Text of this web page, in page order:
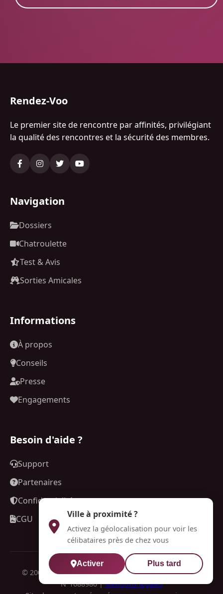
Rendez-Voo
Le premier site de rencontre par affinités, privilégiant
la qualité des rencontres et la sécurité des membres.
Navigation
Dossiers
Chatroulette
Test & Avis
Sorties Amicales
Informations
À propos
Conseils
Presse
Engagements
Besoin d'aide ?
Support
Partenaires
Confidentialité
CGU
© 2009-2026 Rendez-Voo. Tous droits réservés. CNIL:
N°1688980 |Mentions légales
Ville à proximité ?
Activez la géolocalisation pour voir les
célibataires près de chez vous
Activer Plus tard